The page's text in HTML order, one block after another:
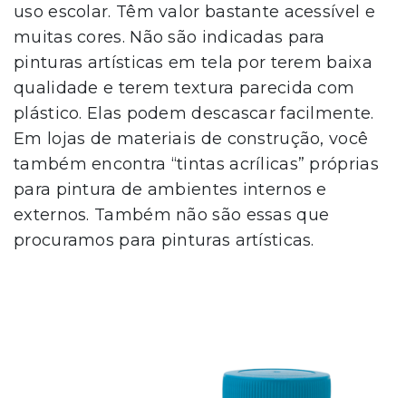
uso escolar. Têm valor bastante acessível e
muitas cores. Não são indicadas para
pinturas artísticas em tela por terem baixa
qualidade e terem textura parecida com
plástico. Elas podem descascar facilmente.
Em lojas de materiais de construção, você
também encontra “tintas acrílicas” próprias
para pintura de ambientes internos e
externos. Também não são essas que
procuramos para pinturas artísticas.